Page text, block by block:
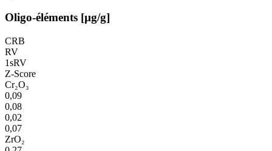
Oligo-éléments [µg/g]
CRB
RV
1sRV
Z-Score
Cr₂O₃
0,09
0,08
0,02
0,07
ZrO₂